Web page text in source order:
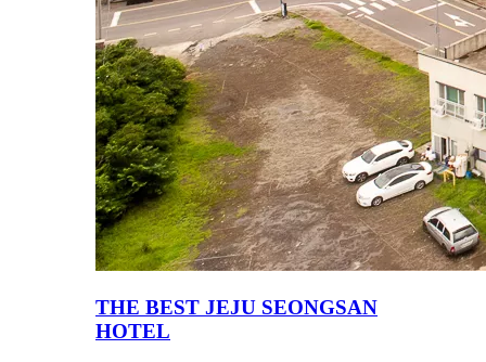
THE BEST JEJU SEONGSAN
HOTEL